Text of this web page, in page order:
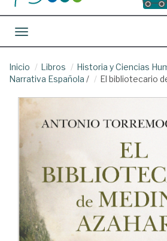
Toggle navigation
Inicio Libros Historia y Ciencias
Narrativa Española / El bibliotecario